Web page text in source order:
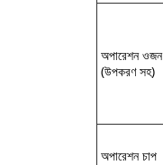
অপারেশন ওজন
(উপকরণ সহ)
অপারেশন চাপ